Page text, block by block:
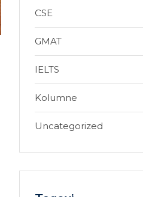
CSE
GMAT
IELTS
Kolumne
Uncategorized